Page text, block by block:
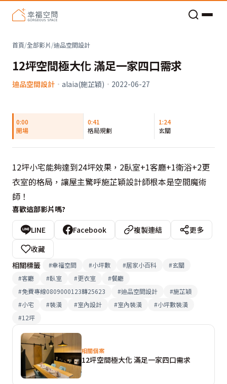
首頁/全部影片/迪品空間設計
12坪空間極大化 滿足一家四口需求
迪品空間設計 · alaia(施芷穎) · 2022-06-27
0:00
開場
0:41
格局規劃
1:24
玄關
12坪小宅能夠達到24坪效果，2臥室+1客廳+1衛浴+2更
衣室的格局，讓屋主驚呼施芷穎設計師根本是空間魔術
師！
喜歡這部影片嗎?
LINE Facebook 複製連結
更多
收藏
相關標籤
#幸福空間 #小坪數 #居家小百科 #玄關
#客廳 #臥室 #更衣室 #餐廳
#免費專線0809000123轉25623 #迪品空間設計 #施芷穎
#小宅 #裝潢 #室內設計 #室內裝潢 #小坪數裝潢
#12坪
相關個案
12坪空間極大化 滿足一家四口需求